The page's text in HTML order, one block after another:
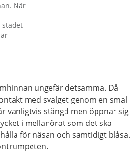
När
städet
ungefär detsamma. Då
med svalget genom en smal
vanligtvis stängd men öppnar sig
i mellanörat som det ska
för näsan och samtidigt blåsa.